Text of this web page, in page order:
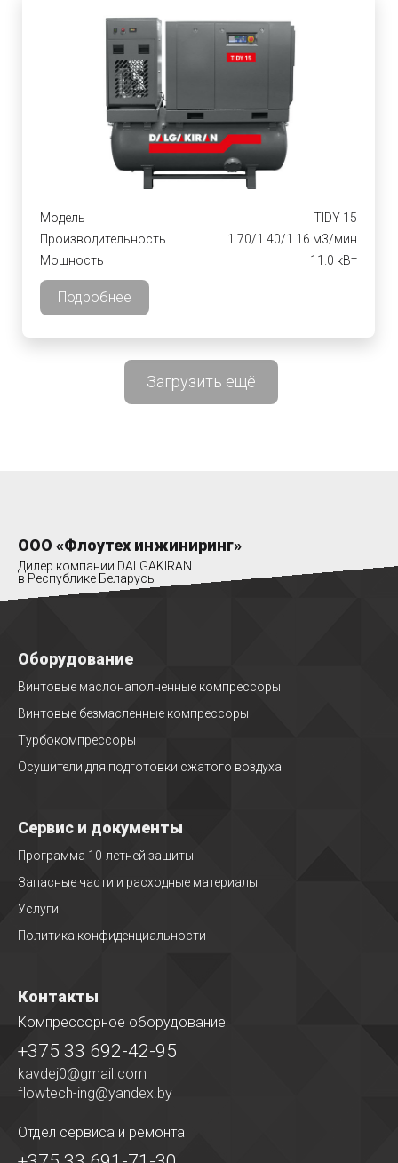
Модель
TIDY 15
Производительность
1.70/1.40/1.16 м3/мин
Мощность
11.0 кВт
Подробнее
Загрузить ещё
ООО «Флоутех инжиниринг»
Дилер компании DALGAKIRAN
в Республике Беларусь
Оборудование
Винтовые маслонаполненные компрессоры
Винтовые безмасленные компрессоры
Турбокомпрессоры
Осушители для подготовки сжатого воздуха
Сервис и документы
Программа 10-летней защиты
Запасные части и расходные материалы
Услуги
Политика конфиденциальности
Контакты
Компрессорное оборудование
+375 33 692-42-95
kavdej0@gmail.com
flowtech-ing@yandex.by
Отдел сервиса и ремонта